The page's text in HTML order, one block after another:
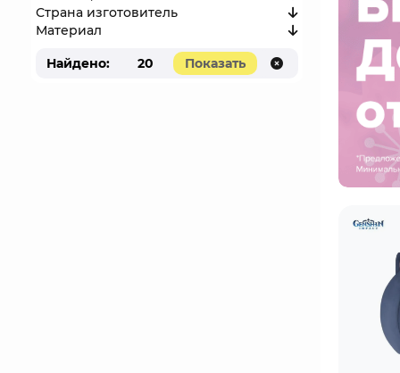
Страна изготовитель
Материал
Найдено: 20 Показать